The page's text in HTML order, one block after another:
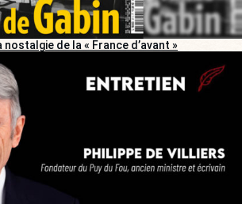
nostalgie de la « France d’avant »